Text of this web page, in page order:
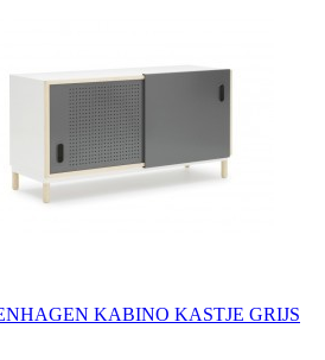
KABINO KASTJE GRIJS